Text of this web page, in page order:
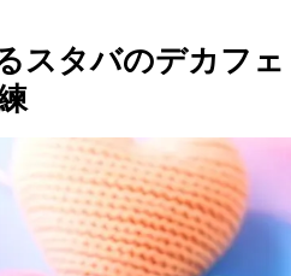
スタバのデカフ